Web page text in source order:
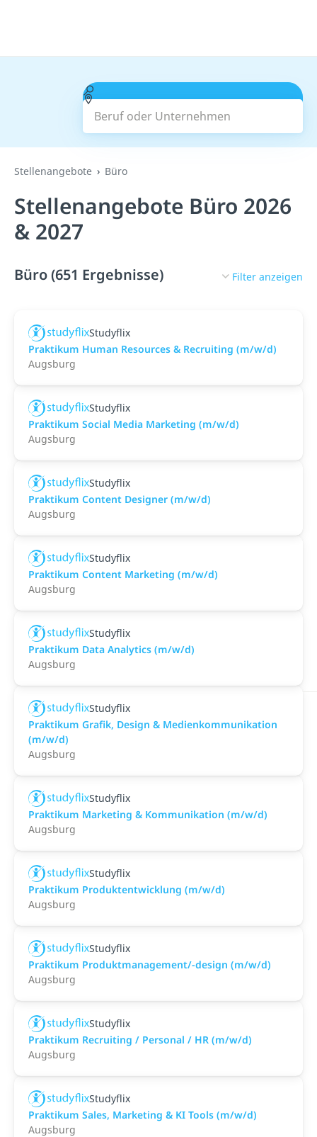
Beruf oder Unternehmen
Suchen
Stellenangebote Büro
Stellenangebote Büro 2026
& 2027
Büro (651 Ergebnisse) Filter anzeigen
Studyflix
Praktikum Human Resources & Recruiting (m/w/d)
Augsburg
Studyflix
Praktikum Social Media Marketing (m/w/d)
Augsburg
Studyflix
Praktikum Content Designer (m/w/d)
Augsburg
Studyflix
Praktikum Content Marketing (m/w/d)
Augsburg
Studyflix
Praktikum Data Analytics (m/w/d)
Augsburg
Studyflix
Praktikum Grafik, Design & Medienkommunikation
(m/w/d)
Augsburg
Studyflix
Praktikum Marketing & Kommunikation (m/w/d)
Augsburg
Studyflix
Praktikum Produktentwicklung (m/w/d)
Augsburg
Studyflix
Praktikum Produktmanagement/-design (m/w/d)
Augsburg
Studyflix
Praktikum Recruiting / Personal / HR (m/w/d)
Augsburg
Studyflix
Praktikum Sales, Marketing & KI Tools (m/w/d)
Augsburg